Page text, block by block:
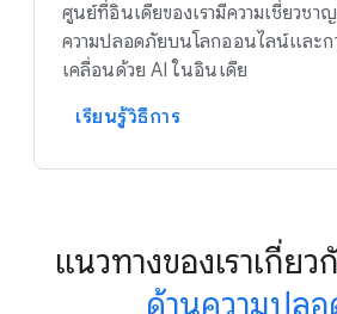
ศูนย์ที่อินเดียของเรามีความเชี่ยวชา
ความปลอดภัยบนโลกออนไลน์และก
เคลื่อนด้วย AI ในอินเดีย
เรียนรู้วิธีการ
แนวทางของเราเกี่ยว
ด้านความปล